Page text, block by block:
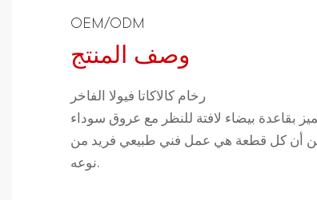
OEM/ODM
وصف المنتج
رخام كالاكاتا فيولا الفاخر
بقاعدة بيضاء لافتة للنظر مع عروق سوداء
أن كل قطعة هي عمل فني طبيعي فريد من
نوعه.